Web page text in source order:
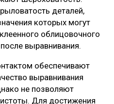
деталей,
которых могут
облицовочного
выравнивания.
обеспечивают
выравнивания
не позволяют
Для достижения